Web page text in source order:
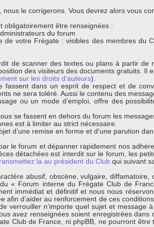
le corrigerons. Vous devrez alors vous
obligatoirement être renseignées :
du forum
de votre Frégate : visibles des membres du
de scanner des textes ou plans à partir
des visiteurs des documents gratuits. Il
sur les droits d’auteurs).
dans un esprit de respect et de
ne sera toléré. Aussi le contenu des
ou un mode d’emploi, offre des
se fassent en dehors du forum les
est à limiter au strict nécessaire.
d’une remise en forme et d’une parution
le forum et dépanner rapidement nos
détachées est interdit sur le forum, les
la au président du Club qui suivant
abusif, obscène, vulgaire,
« Forum interne du Frégate Club de
immédiat et définitif et nous nous
afin d’aider au renforcement de ces
verrouiller n’importe quel sujet et message
avez renseignées soient enregistrées
Club de France, ni phpBB, ne pourront